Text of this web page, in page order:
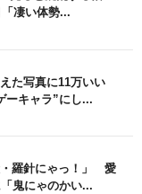
凄い体勢...
た写真に11万いい
キャラ”にし...
・羅針にゃっ！」 愛
鬼にゃのかい...